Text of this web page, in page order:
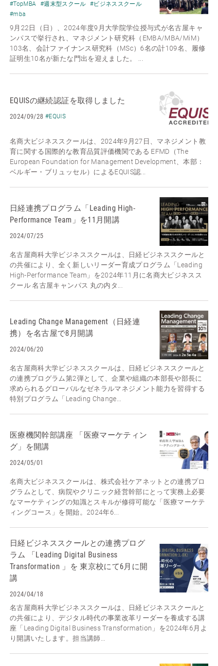
#TopMBA #週末型スクール
#ビジネススクール
#mba
9月22日（日）、2024年度9月大学院学位授与式が名古屋キャ
ンパスで挙行され、マネジメント研究科（EMBA/MBA/MiM）
103名、会計ファイナンス研究科（MSc）6名の計109名、履修
証明生10名が新たな門出を迎えました。 ...
EQUISの継続認証を取得しました
2024/09/28 #EQUIS
名商大ビジネススクールは、2024年9月27日、マネジメント教
育に関する国際的な教育品質評価機関である EFMD（The
European Foundation for Management Development、本部：
ベルギー・ブリュッセル）によるEQUIS認...
日経連携プログラム「Leading High-
Performance Team」を11月開講
2024/07/25
名古屋商科大学ビジネススクールは、日経ビジネススクールと
の共催により、全く新しいリーダー育成プログラム「Leading
High-Performance Team」を2024年11月に名商大ビジネスス
クール 名古屋キャンパス 丸の内タ...
Leading Change Management（日経連
携）を名古屋で8月開講
2024/06/20
名古屋商科大学ビジネススクールは、日経ビジネススクールと
の連携プログラム第2弾として、企業や組織の本部長や部長に
求められるグローバルなゼネラルマネジメント能力を習得する
特別プログラム「Leading Change...
医療機関幹部講座 「医療マーケティン
グ」を開講
2024/05/01
名商大ビジネススクールは、株式会社ケアネットとの連携プロ
グラムとして、病院やクリニック経営幹部にとって実務上必要
なマーケティングの知識とスキルが修得可能な「医療マーケテ
ィングコース」を開始。2024年6...
日経ビジネススクールとの連携プログ
ラム 「Leading Digital Business
Transformation 」を 東京校にて6月に開
講
2024/04/18
名古屋商科大学ビジネススクールは、日経ビジネススクールと
の共催により、デジタル時代の事業改革リーダーを養成する講
座「Leading Digital Business Transformation」を2024年6月よ
り開講いたします。担当講師...